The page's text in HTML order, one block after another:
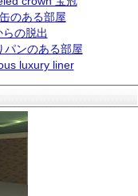
のある部屋
らの脱出
ンのある部屋
luxury liner